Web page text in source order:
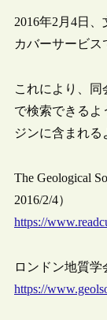
2016年2月4日
カバーサービス
これにより、同
で検索できるよ
ジンに含まれる
The Geological
2016/2/4）
https://
ロンドン地質学
https://